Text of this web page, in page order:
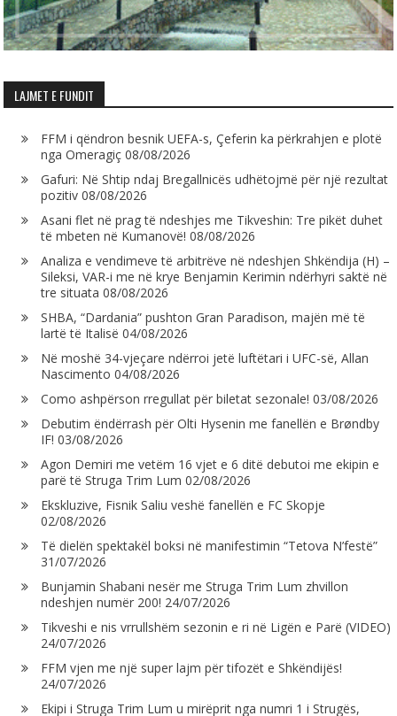
LAJMET E FUNDIT
FFM i qëndron besnik UEFA-s, Çeferin ka përkrahjen e plotë
nga Omeragiç 08/08/2026
Gafuri: Në Shtip ndaj Bregallnicës udhëtojmë për një rezultat
pozitiv 08/08/2026
Asani flet në prag të ndeshjes me Tikveshin: Tre pikët duhet
të mbeten në Kumanovë! 08/08/2026
Analiza e vendimeve të arbitrëve në ndeshjen Shkëndija (H) –
Sileksi, VAR-i me në krye Benjamin Kerimin ndërhyri saktë në
tre situata 08/08/2026
SHBA, “Dardania” pushton Gran Paradison, majën më të
lartë të Italisë 04/08/2026
Në moshë 34-vjeçare ndërroi jetë luftëtari i UFC-së, Allan
Nascimento 04/08/2026
Como ashpërson rregullat për biletat sezonale! 03/08/2026
Debutim ëndërrash për Olti Hysenin me fanellën e Brøndby
IF! 03/08/2026
Agon Demiri me vetëm 16 vjet e 6 ditë debutoi me ekipin e
parë të Struga Trim Lum 02/08/2026
Ekskluzive, Fisnik Saliu veshë fanellën e FC Skopje
02/08/2026
Të dielën spektakël boksi në manifestimin “Tetova N’festë”
31/07/2026
Bunjamin Shabani nesër me Struga Trim Lum zhvillon
ndeshjen numër 200! 24/07/2026
Tikveshi e nis vrrullshëm sezonin e ri në Ligën e Parë (VIDEO)
24/07/2026
FFM vjen me një super lajm për tifozët e Shkëndijës!
24/07/2026
Ekipi i Struga Trim Lum u mirëprit nga numri 1 i Strugës,